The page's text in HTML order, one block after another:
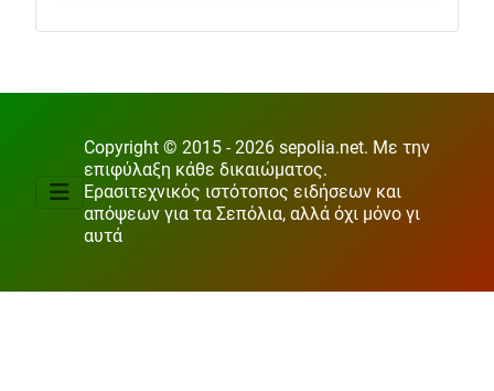
Copyright © 2015 - 2026 sepolia.net. Με την
επιφύλαξη κάθε δικαιώματος.
Ερασιτεχνικός ιστότοπος ειδήσεων και
απόψεων για τα Σεπόλια, αλλά όχι μόνο γι
αυτά